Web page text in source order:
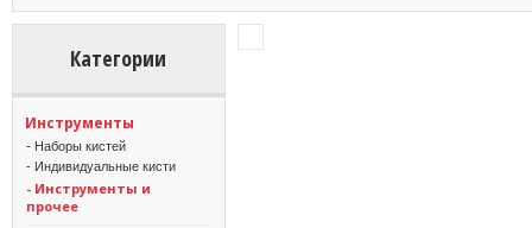
Категории
Инструменты
- Наборы кистей
- Индивидуальные кисти
- Инструменты и
прочее